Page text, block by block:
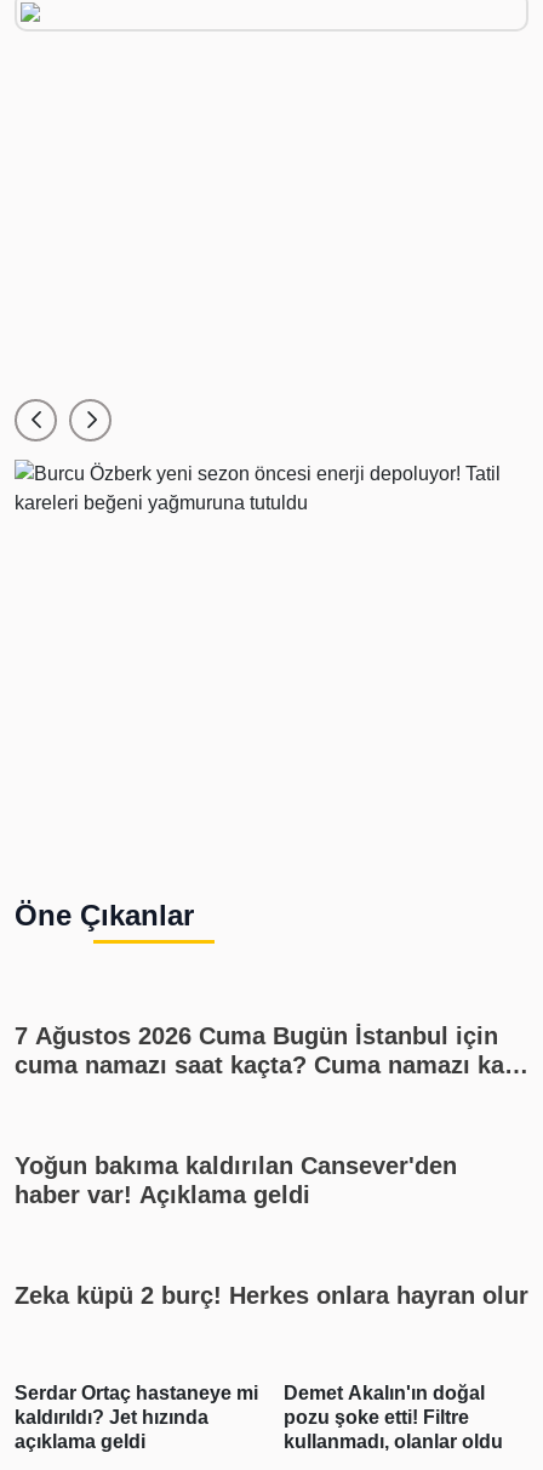
Öne Çıkanlar
7 Ağustos 2026 Cuma Bugün İstanbul için
cuma namazı saat kaçta? Cuma namazı kaç
Yoğun bakıma kaldırılan Cansever'den
haber var! Açıklama geldi
Zeka küpü 2 burç! Herkes onlara hayran olur
Demet Akalın'ın doğal
pozu şoke etti! Filtre
kullanmadı, olanlar oldu
Gabar'da günlük petrol
üretimi 83 bin 300 varile
ulaşarak rekor kırdı